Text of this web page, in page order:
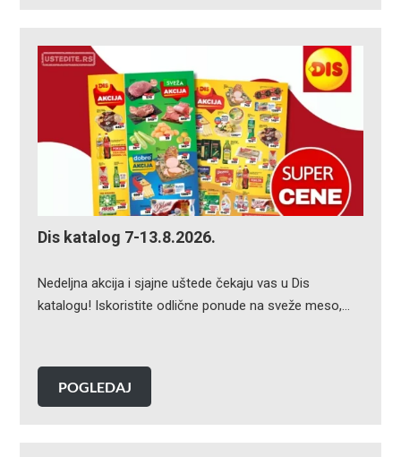
Dis katalog 7-13.8.2026.
Nedeljna akcija i sjajne uštede čekaju vas u Dis
katalogu! Iskoristite odlične ponude na sveže meso,…
POGLEDAJ